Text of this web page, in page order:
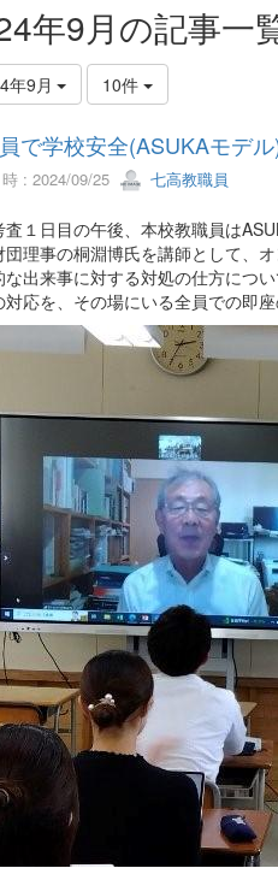
年9月の記事一
年9月 10件
で学校安全(ASUKAモデル
: 2024/09/25 七高教職員
査１日目の午後、本校教職員は
団理事の桐淵博氏を講師として、
な出来事に対する対処の仕方につ
応を、その場にいる全員での即